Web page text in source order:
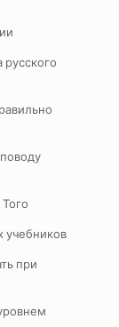
учебников
при